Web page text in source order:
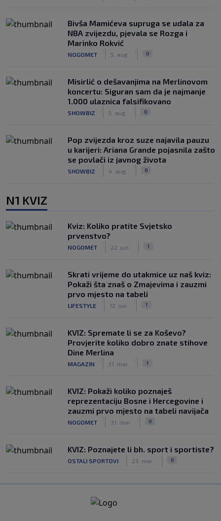
Bivša Mamićeva supruga se udala za
NBA zvijezdu, pjevala se Rozga i
Marinko Rokvić
NOGOMET 5. aug. 0
Misirlić o dešavanjima na Merlinovom
koncertu: Siguran sam da je najmanje
1.000 ulaznica falsifikovano
SHOWBIZ 5. aug. 0
Pop zvijezda kroz suze najavila pauzu
u karijeri: Ariana Grande pojasnila zašto
se povlači iz javnog života
SHOWBIZ 4. aug. 0
N1 KVIZ
Kviz: Koliko pratite Svjetsko
prvenstvo?
NOGOMET 22. jun. 1
Skrati vrijeme do utakmice uz naš kviz:
Pokaži šta znaš o Zmajevima i zauzmi
prvo mjesto na tabeli
LIFESTYLE 12. jun. 1
KVIZ: Spremate li se za Koševo?
Provjerite koliko dobro znate stihove
Dine Merlina
MAGAZIN 31. mar. 1
KVIZ: Pokaži koliko poznaješ
reprezentaciju Bosne i Hercegovine i
zauzmi prvo mjesto na tabeli navijača
NOGOMET 31. mar. 0
KVIZ: Poznajete li bh. sport i sportiste?
OSTALI SPORTOVI 23. mar. 0